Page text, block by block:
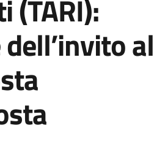
(TARI):
al